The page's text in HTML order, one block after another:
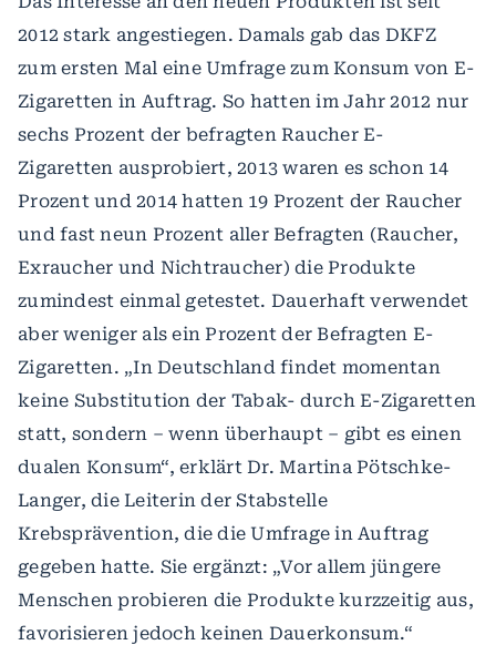
2012 stark angestiegen. Damals gab das DKFZ
zum ersten Mal eine Umfrage zum Konsum von E-
Zigaretten in Auftrag. So hatten im Jahr 2012 nur
sechs Prozent der befragten Raucher E-
Zigaretten ausprobiert, 2013 waren es schon 14
Prozent und 2014 hatten 19 Prozent der Raucher
und fast neun Prozent aller Befragten (Raucher,
Exraucher und Nichtraucher) die Produkte
zumindest einmal getestet. Dauerhaft verwendet
aber weniger als ein Prozent der Befragten E-
Zigaretten. „In Deutschland findet momentan
keine Substitution der Tabak- durch E-Zigaretten
statt, sondern – wenn überhaupt – gibt es einen
dualen Konsum“, erklärt Dr. Martina Pötschke-
Langer, die Leiterin der Stabstelle
Krebsprävention, die die Umfrage in Auftrag
gegeben hatte. Sie ergänzt: „Vor allem jüngere
Menschen probieren die Produkte kurzzeitig aus,
favorisieren jedoch keinen Dauerkonsum.“